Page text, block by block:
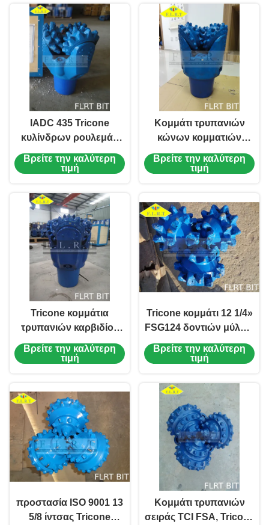
περιοδικών
IADC 435 Tricone
κυλίνδρων ρουλεμάν
κυλίνδρων κομματιών
σφραγισμένο για τον
Βρείτε την καλύτερη
τιμή
Κομμάτι τρυπανιών
κώνων κομματιών
ενθέτων καρβιδίου
βολφραμίου/κύλινδρος
Βρείτε την καλύτερη
τιμή
Tricone κομμάτια
τρυπανιών καρβιδίου
κομματιών κυλίνδρων
δοντιών χάλυβα/βράχος
Βρείτε την καλύτερη
τιμή
Tricone κομμάτι 12 1/4»
FSG124 δοντιών μύλων
με το σφραγισμένο
ρουλεμάν κυλίνδρων
Βρείτε την καλύτερη
τιμή
προστασία ISO 9001 13
5/8 ίντσας Tricone
Κομμάτι τρυπανιών
σειράς TCI FSA, Tricone